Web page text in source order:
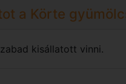
a Körte
kisállatott vinni.